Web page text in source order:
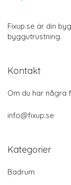
Fixup.se är din
byggutrustning.
Kontakt
Om du har några
info@fixup.se
Kategorier
Badrum